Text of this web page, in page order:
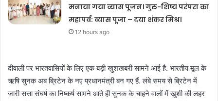
मनाया गया व्यास पूजन। गुरु-शिष्य परंपरा का
महापर्व: व्यास पूजा – दया शंकर मिश्र।
12 hours ago
दीवाली पर भारतवासियों के लिए एक बड़ी खुशखबरी सामने आई है. भारतीय मूल के
ऋषि सुनक अब ब्रिटेन के नए प्रधानमंत्री बन गए हैं. लंबे समय से ब्रिटेन में
जारी सत्ता संघर्ष का निष्कर्ष सामने आते ही सुनक के चाहने वालों में खुशी की लहर